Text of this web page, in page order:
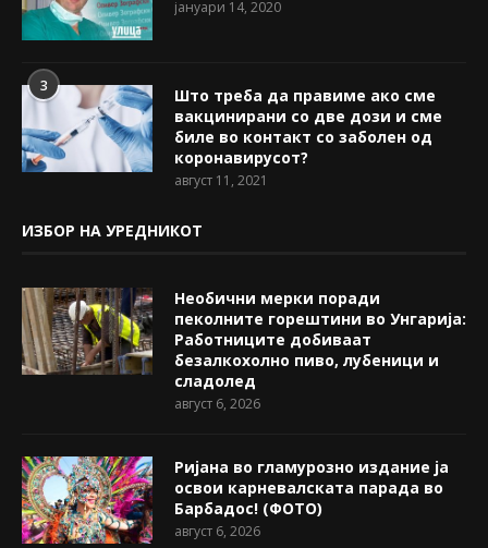
јануари 14, 2020
3
Што треба да правиме ако сме
вакцинирани со две дози и сме
биле во контакт со заболен од
коронавирусот?
август 11, 2021
ИЗБОР НА УРЕДНИКОТ
Необични мерки поради
пеколните горештини во Унгарија:
Работниците добиваат
безалкохолно пиво, лубеници и
сладолед
август 6, 2026
Ријана во гламурозно издание ја
освои карневалската парада во
Барбадос! (ФОТО)
август 6, 2026